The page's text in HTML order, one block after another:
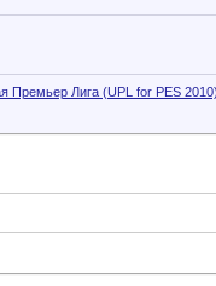
Премьер Лига (UPL for PES 2010)